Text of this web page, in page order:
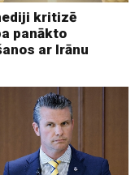
kritizē
panākto
ar Irānu